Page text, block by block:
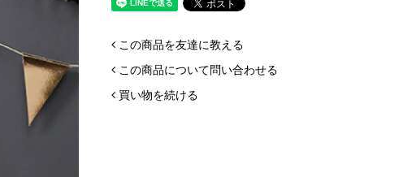
この商品を友達に教える
この商品について問い合わせる
買い物を続ける